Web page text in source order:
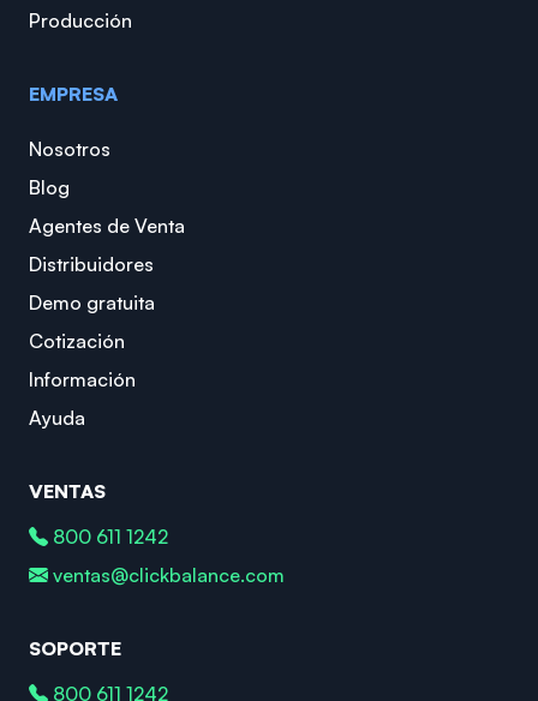
Producción
EMPRESA
Nosotros
Blog
Agentes de Venta
Distribuidores
Demo gratuita
Cotización
Información
Ayuda
VENTAS
800 611 1242
ventas@clickbalance.com
SOPORTE
800 611 1242